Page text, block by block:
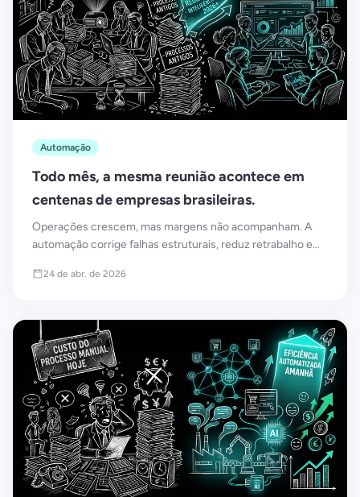
Automação
Todo mês, a mesma reunião acontece em
centenas de empresas brasileiras.
Operações crescem, mas margens não acompanham. A
automação corrige falhas estruturais, reduz retrabalho e
24 de abr. de 2026